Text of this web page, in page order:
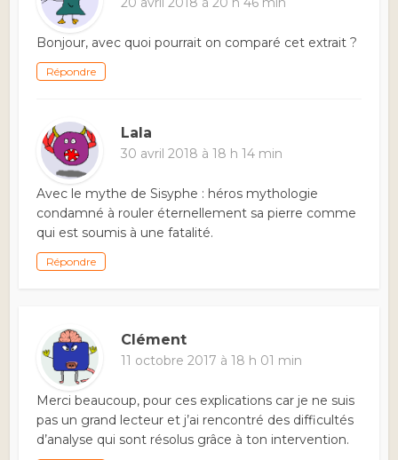
Bonjour, avec quoi pourrait on comparé cet extrait ?
Répondre
Lala
30 avril 2018 à 18 h 14 min
Avec le mythe de Sisyphe : héros mythologie
condamné à rouler éternellement sa pierre comme
qui est soumis à une fatalité.
Répondre
Clément
11 octobre 2017 à 18 h 01 min
Merci beaucoup, pour ces explications car je ne suis
pas un grand lecteur et j’ai rencontré des difficultés
d’analyse qui sont résolus grâce à ton intervention.